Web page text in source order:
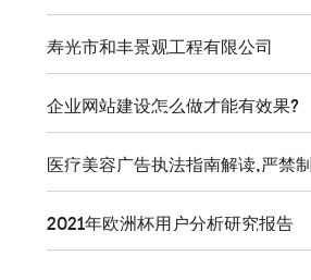
寿光市和丰景观工程有限公司
企业网站建设怎么做才能有效果?
2021年欧洲杯用户分析研究报告